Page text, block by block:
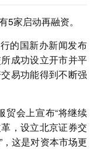
家启动再融资。
的国新办新闻发布
成功设立开市并平
易功能得到不断强
贸会上宣布“将继续
，设立北京证券交
这是对资本市场更